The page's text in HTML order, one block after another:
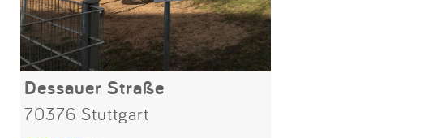
Dessauer Straße
70376 Stuttgart